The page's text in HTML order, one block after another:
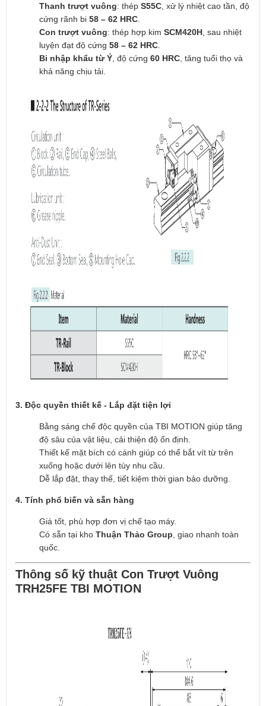
Thanh trượt vuông: thép S55C , xử lý nhiệt cao tần, độ
cứng rãnh bi 58 – 62 HRC
Con trượt vuông: thép hợp kim SCM420H , sau nhiệt
luyện đạt độ cứng 58 – 62 HRC
Bi nhập khẩu từ Ý , độ cứng 60 HRC , tăng tuổi thọ và
khả năng chịu tải.
3. Độc quyền thiết kế - Lắp đặt tiện lợi
Bằng sáng chế độc quyền của TBI MOTION giúp tăng
độ sâu của vật liệu, cải thiện độ ổn định.
Thiết kế mặt bích có cánh giúp có thể bắt vít từ trên
xuống hoặc dưới lên tùy nhu cầu.
Dễ lắp đặt, thay thế, tiết kiệm thời gian bảo dưỡng.
4. Tính phổ biến và sẵn hàng
Giá tốt, phù hợp đơn vị chế tạo máy.
Có sẵn tại kho Thuận Thảo Group , giao nhanh toàn
quốc.
Thông số kỹ thuật Con Trượt Vuông
TRH25FE TBI MOTION